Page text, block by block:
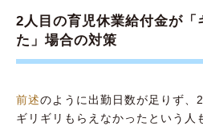
2人目の育児休業給付金が「
た」場合の対策
前述のように出勤日数が足りず、
ギリギリもらえなかったという人